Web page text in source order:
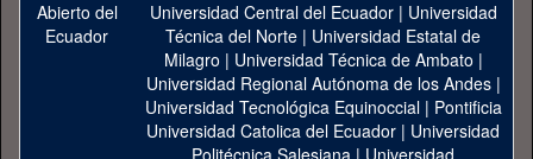
Universidad Central del Ecuador| Universidad
Técnica del Norte | Universidad Estatal de
Milagro | Universidad Técnica de Ambato |
Universidad Regional Autónoma de los Andes|
Universidad Tecnológica Equinoccial| Pontificia
Universidad Catolica del Ecuador | Universidad
Politécnica Salesiana | Universidad